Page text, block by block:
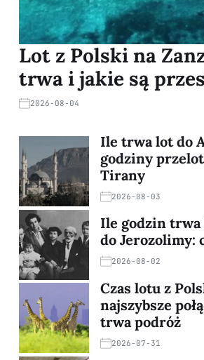
Lot z Polski na
trwa i jakie są
2026-08-04
Ile trwa lot do
godziny
Tirany
2026-08-03
Ile godzin trwa
do Jerozolimy:
2026-08-02
Czas lotu z
najszybsze
trwa podróż
2026-07-31